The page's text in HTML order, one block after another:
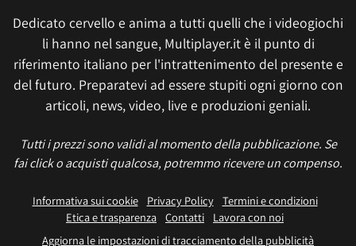
Dedicato cervello e anima a tutti quelli che i videogiochi
li hanno nel sangue, Multiplayer.it è il punto di
riferimento italiano per l'intrattenimento del presente e
del futuro. Preparatevi ad essere stupiti ogni giorno con
articoli, news, video, live e produzioni geniali.
Tutti i prezzi sono validi al momento della pubblicazione. Se
fai click o acquisti qualcosa, potremmo ricevere un compenso.
Informativa sui cookie Privacy Policy
Termini e condizioni
Etica e trasparenza Contatti
Lavora con noi
Aggiorna le impostazioni di tracciamento della pubblicità